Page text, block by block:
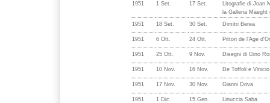
1951
1 Set. 17 Set.
Litografie di Joan
la Galleria Maeght
1951
18 Set. 30 Set. Dimitri Berea
1951 6 Ott. 24 Ott. Pittori de l'Age
1951 25 Ott. 9 Nov. Disegni di Gino
1951 10 Nov. 16 Nov. De Toffoli e
1951 17 Nov. 30 Nov. Gianni Dova
1951 1 Dic. 15 Gen. Linuccia Saba